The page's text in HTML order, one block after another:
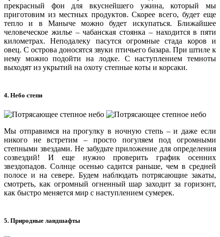
прекрасный фон для вкуснейшего ужина, который мы
приготовим из местных продуктов. Скорее всего, будет еще
тепло и в Маныче можно будет искупаться. Ближайшее
человеческое жилье – чабанская стоянка – находится в пяти
километрах. Неподалеку пасутся огромные стада коров и
овец. С острова доносятся звуки птичьего базара. При штиле к
нему можно подойти на лодке. С наступлением темноты
выходят из укрытий на охоту степные коты и корсаки.
4. Небо степи
Мы отправимся на прогулку в ночную степь – и даже если
никого не встретим – просто погуляем под огромными
степными звездами. Не забудьте приложение для определения
созвездий! И еще нужно проверить график осенних
звездопадов. Солнце осенью садится раньше, чем в средней
полосе и на севере. Будем наблюдать потрясающие закаты,
смотреть, как огромный огненный шар заходит за горизонт,
как быстро меняется мир с наступлением сумерек.
5. Природные ландшафты